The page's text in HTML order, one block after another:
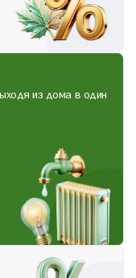
из дома в один